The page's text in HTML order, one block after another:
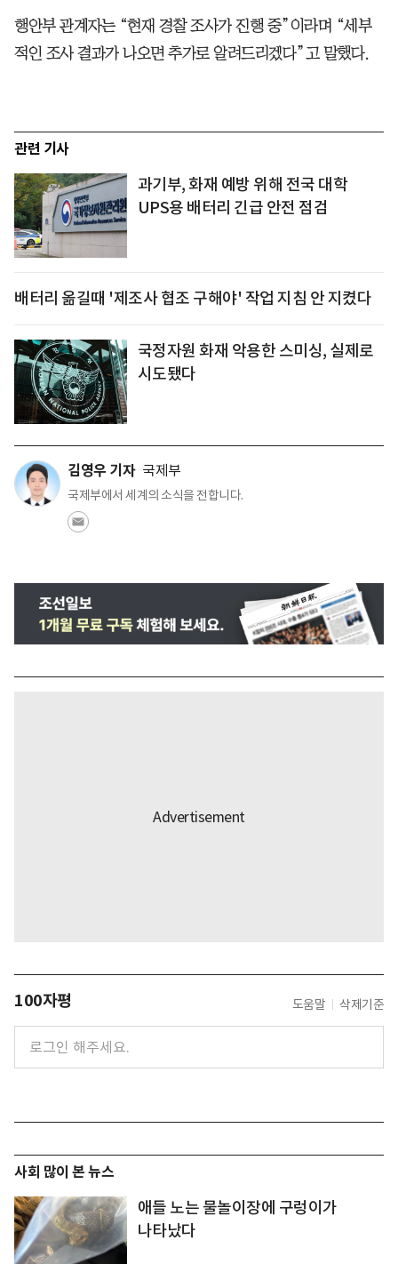
행안부 관계자는 “현재 경찰 조사가 진행 중”이라며 “세부
적인 조사 결과가 나오면 추가로 알려드리겠다”고 말했다.
관련 기사
과기부, 화재 예방 위해 전국 대학
UPS용 배터리 긴급 안전 점검
배터리 옮길때 '제조사 협조 구해야' 작업 지침 안 지켰다
국정자원 화재 악용한 스미싱, 실제로
시도됐다
김영우 기자 국제부
국제부에서 세계의 소식을 전합니다.
100자평 도움말 삭제기준
사회 많이 본 뉴스
애들 노는 물놀이장에 구렁이가
나타났다